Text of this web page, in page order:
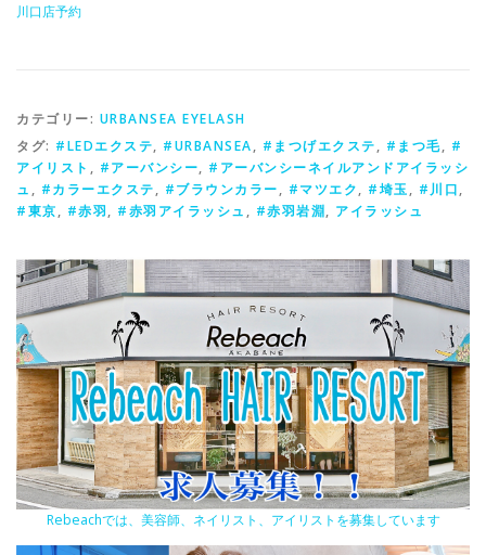
川口店予約
カテゴリー: URBANSEA EYELASH
タグ: #LEDエクステ, #URBANSEA, #まつげエクステ, #まつ毛, #
アイリスト , #アーバンシー, #アーバンシーネイルアンドアイラッシ
ュ , #カラーエクステ, #ブラウンカラー, #マツエク, #埼玉, #川口,
#東京, #赤羽, #赤羽アイラッシュ , #赤羽岩淵, アイラッシュ
Rebeachでは、美容師、ネイリスト、アイリストを募集しています